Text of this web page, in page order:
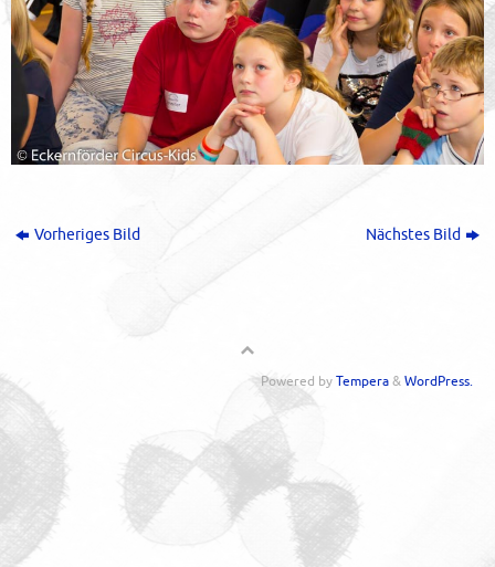
Vorheriges Bild Nächstes Bild
Powered byTempera&WordPress.